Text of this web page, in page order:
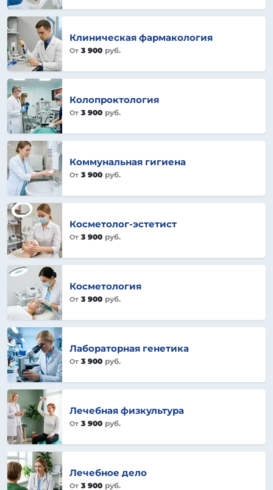
Клиническая фармакология
От 3 900 руб.
Колопроктология
От 3 900 руб.
Коммунальная гигиена
От 3 900 руб.
Косметолог-эстетист
От 3 900 руб.
Косметология
От 3 900 руб.
Лабораторная генетика
От 3 900 руб.
Лечебная физкультура
От 3 900 руб.
Лечебное дело
От 3 900 руб.